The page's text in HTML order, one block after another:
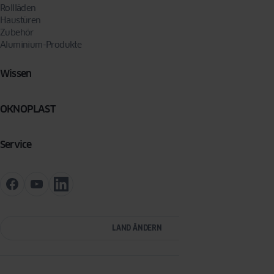
Rollläden
Haustüren
Zubehör
Aluminium-Produkte
Wissen
OKNOPLAST
Service
LAND ÄNDERN